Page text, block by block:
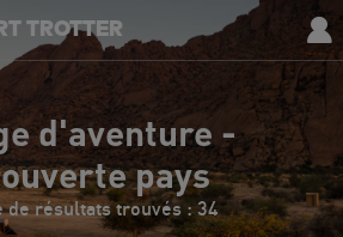
TROTTER
d'aventure -
pays
de résultats trouvés : 34